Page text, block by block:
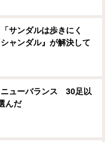
サンダルは歩きにく
ャンダル』が解決して
ニューバランス 30足以
んだ